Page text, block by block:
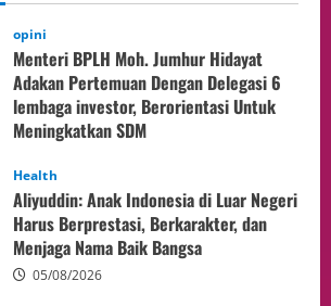
Health
Aliyuddin: Anak Indonesia di Luar Negeri
Harus Berprestasi, Berkarakter, dan
Menjaga Nama Baik Bangsa
05/08/2026
Event
Putusan Diundur Lagi, Pernyataan
Hakim pada Sidang Sebelumnya Jadi
Sorotan
05/08/2026